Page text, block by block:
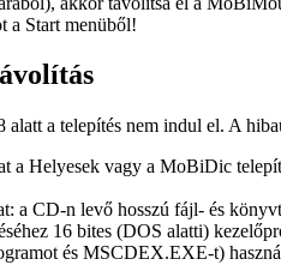
a Start menüből!
alatt a telepítés nem indul el. A
a Helyesek vagy a MoBiDic
a CD-n levő hosszú fájl- és
16 bites (DOS alatti)
és MSCDEX.EXE-t)